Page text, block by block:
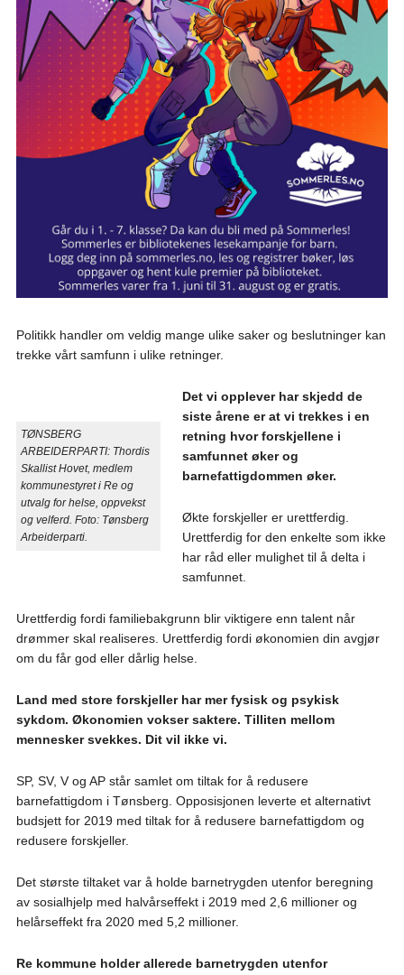
Politikk handler om veldig mange ulike saker og beslutninger kan
trekke vårt samfunn i ulike retninger.
TØNSBERG
ARBEIDERPARTI: Thordis
Skallist Hovet, medlem
kommunestyret i Re og
utvalg for helse, oppvekst
og velferd. Foto: Tønsberg
Arbeiderparti.
Det vi opplever har skjedd de
siste årene er at vi trekkes i en
retning hvor forskjellene i
samfunnet øker og
barnefattigdommen øker.
Økte forskjeller er urettferdig.
Urettferdig for den enkelte som ikke
har råd eller mulighet til å delta i
samfunnet.
Urettferdig fordi familiebakgrunn blir viktigere enn talent når
drømmer skal realiseres. Urettferdig fordi økonomien din avgjør
om du får god eller dårlig helse.
Land med store forskjeller har mer fysisk og psykisk
sykdom. Økonomien vokser saktere. Tilliten mellom
mennesker svekkes. Dit vil ikke vi.
SP, SV, V og AP står samlet om tiltak for å redusere
barnefattigdom i Tønsberg. Opposisjonen leverte et alternativt
budsjett for 2019 med tiltak for å redusere barnefattigdom og
redusere forskjeller.
Det største tiltaket var å holde barnetrygden utenfor beregning
av sosialhjelp med halvårseffekt i 2019 med 2,6 millioner og
helårseffekt fra 2020 med 5,2 millioner.
Re kommune holder allerede barnetrygden utenfor